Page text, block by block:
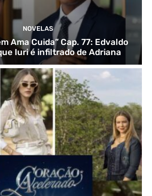
NOVELAS
Ama Cuida” Cap. 77: Edvaldo
Iuri é infiltrado de Adriana